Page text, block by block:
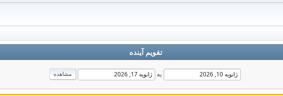
تقویم آینده
به